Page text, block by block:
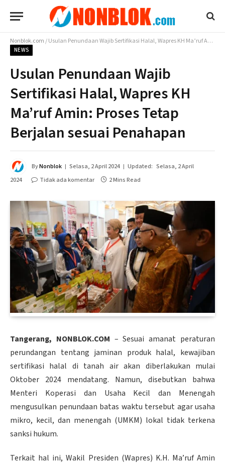
Nonblok.com/Usulan Penundaan Wajib Sertifikasi Halal, Wapres KH Ma’ruf Amin: Proses Tetap Berjalan sesuai Penahapan
NEWS
Usulan Penundaan Wajib
Sertifikasi Halal, Wapres KH
Ma’ruf Amin: Proses Tetap
Berjalan sesuai Penahapan
ByNonblok Selasa, 2 April 2024 Updated: Selasa, 2 April
2024
Tidak ada komentar 2 Mins Read
Tangerang, NONBLOK.COM – Sesuai amanat peraturan
perundangan tentang jaminan produk halal, kewajiban
sertifikasi halal di tanah air akan diberlakukan mulai
Oktober 2024 mendatang. Namun, disebutkan bahwa
Menteri Koperasi dan Usaha Kecil dan Menengah
mengusulkan penundaan batas waktu tersebut agar usaha
mikro, kecil, dan menengah (UMKM) lokal tidak terkena
sanksi hukum.
Terkait hal ini, Wakil Presiden (Wapres) K.H. Ma’ruf Amin